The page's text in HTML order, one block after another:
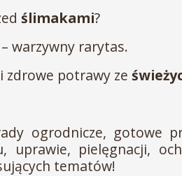
ślimakami?
– warzywny rarytas.
zdrowe potrawy ze
ogrodnicze, gotowe
uprawie, pielęgnacji,
tematów!